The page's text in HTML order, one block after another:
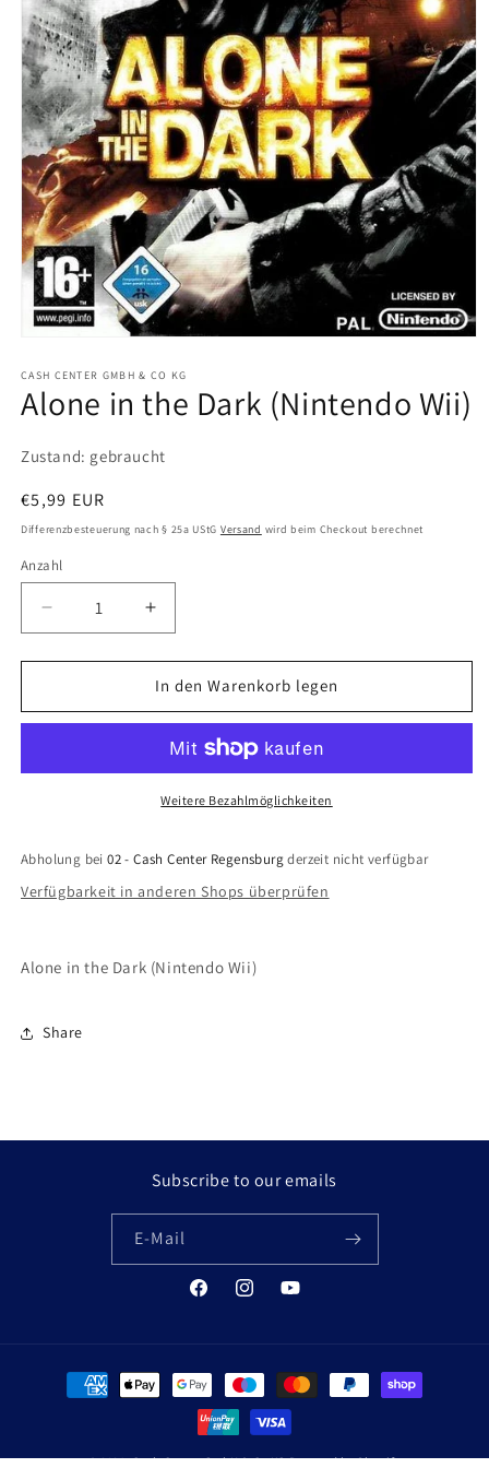
in
Modal
öffnen
CASH CENTER GMBH & CO KG
Alone in the Dark (Nintendo Wii)
Zustand: gebraucht
Normaler
Preis
€5,99 EUR
Differenzbesteuerung nach § 25a UStG Versand wird beim Checkout berechnet
Anzahl
Anzahl
Verringere
die
Menge
Alone
Dark
Erhöhe
die
Menge
für
Alone
the
Dark
(Nintendo
In den Warenkorb legen
Weitere Bezahlmöglichkeiten
Abholung bei02 - Cash Center Regensburgderzeit nicht verfügbar
Verfügbarkeit in anderen Shops überprüfen
Alone in the Dark (Nintendo Wii)
Share
Subscribe to our emails
E-Mail
FacebookInstagramYouTube
Zahlungsmethoden
© 2026,Cash Center GmbH & Co KGPowered by Shopify